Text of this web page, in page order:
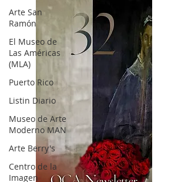
Arte San
Ramón
El Museo de
Las Américas
(MLA)
Puerto Rico
Listin Diario
Museo de Arte
Moderno MAN
Arte Berry's
Centro de la
Imagen